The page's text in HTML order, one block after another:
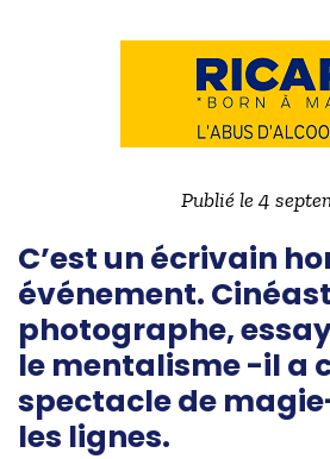
Publié le 4
C’est un écrivain
événement.
photographe,
le mentalisme -il a
spectacle de
les lignes.